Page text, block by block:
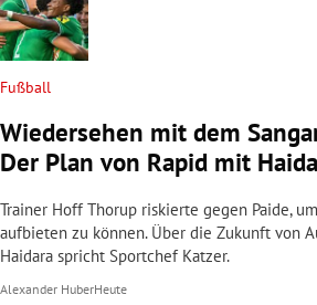
Fußball
Wiedersehen mit dem
Der Plan von Rapid mit
Trainer Hoff Thorup riskierte gegen Paide,
aufbieten zu können. Über die Zukunft von
Haidara spricht Sportchef Katzer.
Alexander HuberHeute